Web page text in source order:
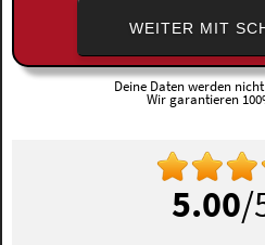
WEITER MIT
Deine Daten werden
Wir garantieren
5.00/